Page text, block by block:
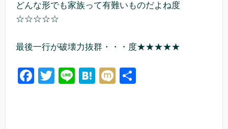
どんな形でも家族って有難いものだよね度
☆☆☆☆☆
最後一行が破壊力抜群・・・度★★★★★
F
T
Li
H
M